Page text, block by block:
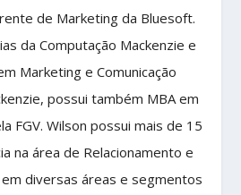
de Marketing da Bluesoft.
da Computação Mackenzie e
Marketing e Comunicação
possui também MBA em
FGV. Wilson possui mais de 15
na área de Relacionamento e
diversas áreas e segmentos